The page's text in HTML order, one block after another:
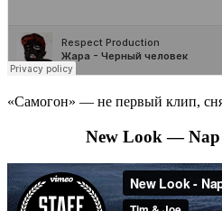
«Самогон» — не первый клип,
New Look — Nap